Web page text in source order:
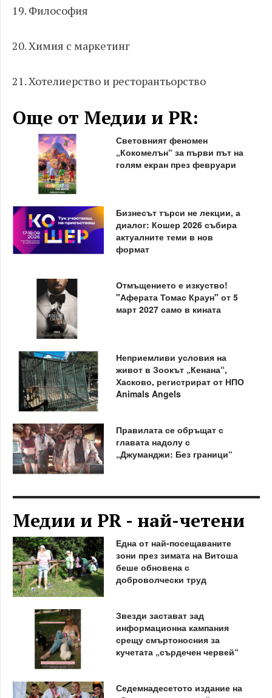
19. Философия
20. Химия с маркетинг
21. Хотелиерство и ресторантьорство
Още от Медии и PR:
Световният феномен
„Кокомелън“ за първи път на
голям екран през февруари
Бизнесът търси не лекции, а
диалог: Кошер 2026 събира
актуалните теми в нов
формат
Отмъщението е изкуство!
"Аферата Томас Краун" от 5
март 2027 само в кината
Неприемливи условия на
живот в Зоокът „Кенана“,
Хасково, регистрират от НПО
Animals Angels
Правилата се обръщат с
главата надолу с
„Джуманджи: Без граници“
Медии и PR - най-четени
Една от най-посещаваните
зони през зимата на Витоша
беше обновена с
доброволчески труд
Звезди застават зад
информационна кампания
срещу смъртоносния за
кучетата „сърдечен червей“
Седемнадесетото издание на